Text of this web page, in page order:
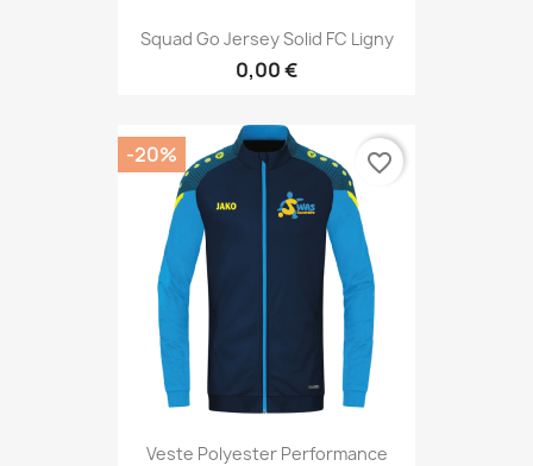
Squad Go Jersey Solid FC Ligny
0,00 €
Veste Polyester Performance
-20% favorite_border